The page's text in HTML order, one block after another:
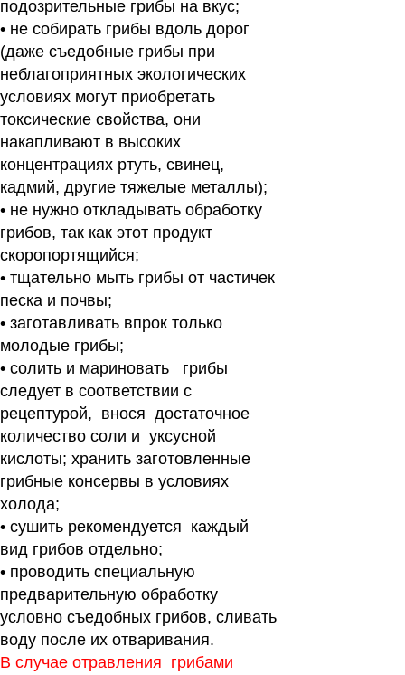
подозрительные грибы на вкус;
• не собирать грибы вдоль дорог
(даже съедобные грибы при
неблагоприятных экологических
условиях могут приобретать
токсические свойства, они
накапливают в высоких
концентрациях ртуть, свинец,
кадмий, другие тяжелые металлы);
• не нужно откладывать обработку
грибов, так как этот продукт
скоропортящийся;
• тщательно мыть грибы от частичек
песка и почвы;
• заготавливать впрок только
молодые грибы;
• солить и мариновать грибы
следует в соответствии с
рецептурой, внося достаточное
количество соли и уксусной
кислоты; хранить заготовленные
грибные консервы в условиях
холода;
• сушить рекомендуется каждый
вид грибов отдельно;
• проводить специальную
предварительную обработку
условно съедобных грибов, сливать
воду после их отваривания.
В случае отравления грибами